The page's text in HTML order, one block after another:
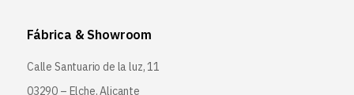
Fábrica & Showroom
Calle Santuario de la luz, 11
03290 – Elche, Alicante